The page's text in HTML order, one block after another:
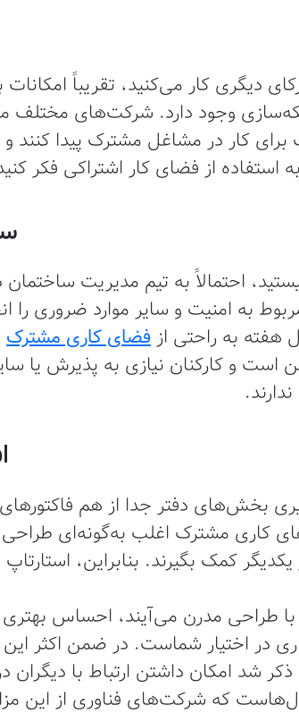
دیگری کار می‌کنید، تقریباً
برای کار در مشاغل مشترک پیدا کنند
استفاده از فضای کار اشتراکی فکر
احتمالاً به تیم مدیریت
به امنیت و سایر موارد ضروری را
به راحتی از فضای کاری مشترک
است و کارکنان نیازی به پذیرش یا
بخش‌های دفتر جدا از هم
کاری مشترک اغلب به‌گونه‌ای
با طراحی مدرن می‌آیند، احساس
در اختیار شماست. در ضمن اکثر
شد امکان داشتن ارتباط با دیگران
که شرکت‌های فناوری از این